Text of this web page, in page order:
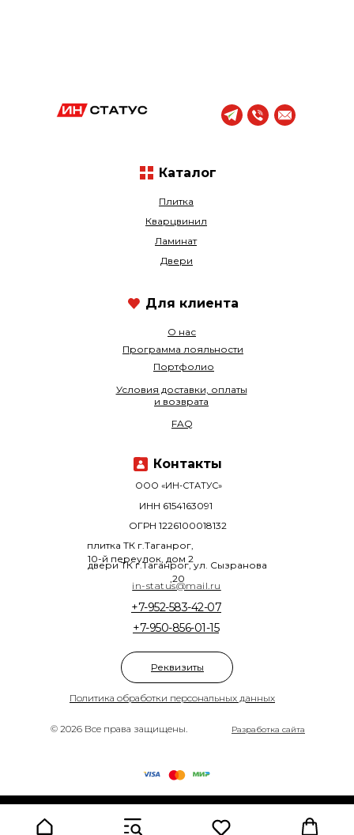
© 2026 Все права защищены.
Политика обработки персональных данных
Плитка
Кварцвинил
+7-950-856-01-15
+7-952-583-42-07
О нас
Ламинат
Программа лояльности
Двери
Портфолио
ООО «ИН-СТАТУС»
плитка ТК г.Таганрог,
10-й переулок, дом 2
двери ТК г.Таганрог, ул. Сызранова
,20
ОГРН 1226100018132
ИНН 6154163091
Разработка сайта
Условия доставки, оплаты
и возврата
FAQ
Каталог
in-status@mail.ru
Контакты
Для клиента
Реквизиты
Made on Tilda